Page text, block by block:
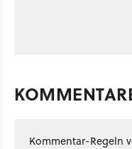
Kommentar-Regeln